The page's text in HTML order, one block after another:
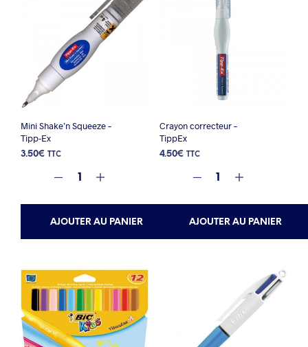
Mini Shake’n Squeeze –
Tipp-Ex
3.50€ TTC
AJOUTER AU PANIER
Crayon correcteur –
TippEx
4.50€ TTC
AJOUTER AU PANIER